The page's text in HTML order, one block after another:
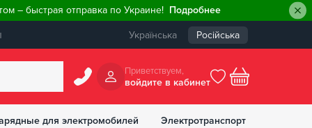
– быстрая отправка по Украине! Подробнее
Українська Російська
Приветствуем,
войдите в кабинет
для электромобилей Электротранспорт